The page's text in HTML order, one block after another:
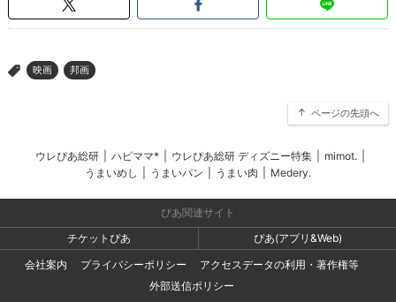
> 映画 邦画
ページの先頭へ
ウレぴあ総研 ハピママ* ウレぴあ総研 ディズニー特集 mimot.
うまいめし
うまいパン うまい肉 Medery.
ぴあ関連サイト
チケットぴあ
ぴあ(アプリ&Web)
会社案内
プライバシーポリシー
アクセスデータの利用・著作権等
外部送信ポリシー